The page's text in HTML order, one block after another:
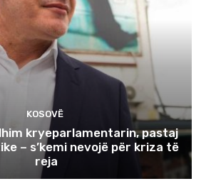
KOSOVË
kryeparlamentarin, pastaj
– s’kemi nevojë për kriza të
reja